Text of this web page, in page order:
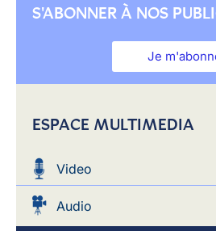
S'ABONNER À NOS
Je
ESPACE MULTIMEDIA
Video
Audio